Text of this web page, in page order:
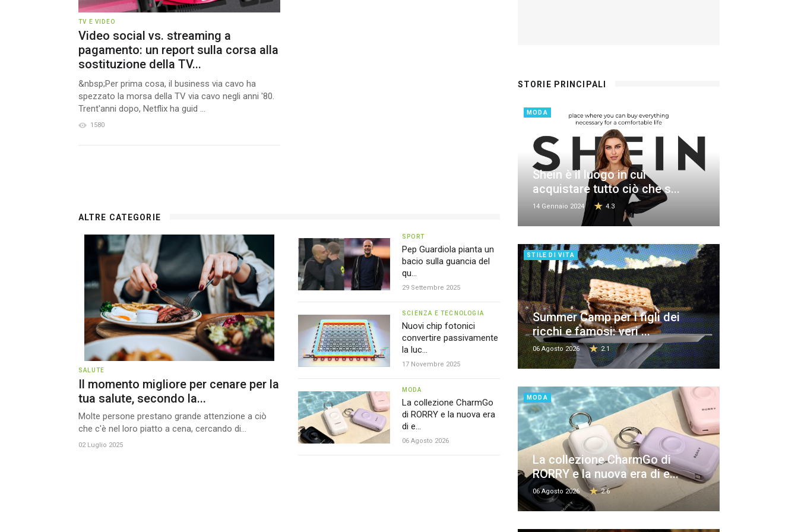
TV E VIDEO
Video social vs. streaming a
pagamento: un report sulla corsa alla
sostituzione della TV...
&nbsp;Per prima cosa, il business via cavo ha
spezzato la morsa della TV via cavo negli anni '80.
Trent'anni dopo, Netflix ha guid ...
1580
ALTRE CATEGORIE
SALUTE
Il momento migliore per cenare per la
tua salute, secondo la...
Molte persone prestano grande attenzione a ciò
che c'è nel loro piatto a cena, cercando di...
02 Luglio 2025
SPORT
Pep Guardiola pianta un
bacio sulla guancia del
qu...
29 Settembre 2025
SCIENZA E TECNOLOGIA
Nuovi chip fotonici
convertire passivamente
la luc...
17 Novembre 2025
MODA
La collezione CharmGo
di RORRY e la nuova era
di e...
06 Agosto 2026
STORIE PRINCIPALI
MODA
Shein è il luogo in cui
acquistare tutto ciò che s...
14 Gennaio 2024 4.3
STILE DI VITA
Summer Camp per i figli dei
ricchi e famosi: veri ...
06 Agosto 2026 2.1
MODA
La collezione CharmGo di
RORRY e la nuova era di e...
06 Agosto 2026 2.6